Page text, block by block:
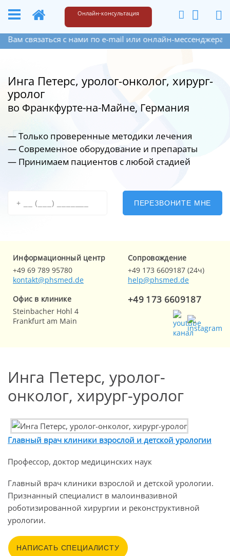
+49 173 6609187 Написать
Онлайн-консультация
с нами по e-mail или онлайн-мессенджера на
Инга Петерс, уролог-онколог, хирург-
уролог
во Франкфурте-на-Майне, Германия
— Только проверенные методики лечения
— Современное оборудование и препараты
— Принимаем пациентов с любой стадией
ПЕРЕЗВОНИТЕ МНЕ
Информационный центр
+49 69 789 95780
kontakt@phsmed.de
Cопровождение
+49 173 6609187 (24ч)
help@phsmed.de
Офис в клинике
Steinbacher Hohl 4
Frankfurt am Main
+49 173 6609187
Инга Петерс, уролог-
онколог, хирург-уролог
Главный врач клиники взрослой и детской урологии
Профессор, доктор медицинских наук
Главный врач клиники взрослой и детской урологии.
Признанный специалист в малоинвазивной
роботизированной хирургии и реконструктивной
урологии.
НАПИСАТЬ СПЕЦИАЛИСТУ